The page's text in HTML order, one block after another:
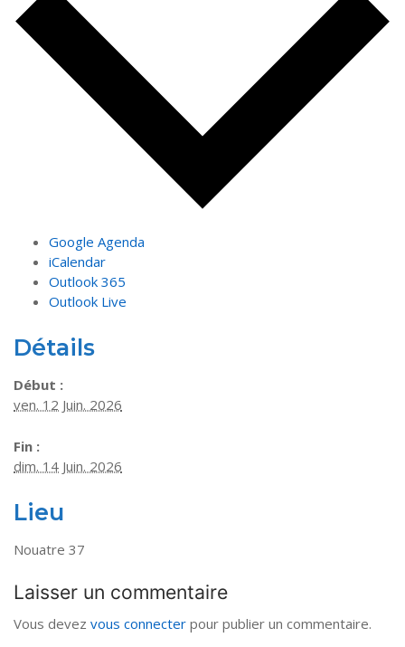
Google Agenda
iCalendar
Outlook 365
Outlook Live
Détails
Début :
ven. 12 Juin. 2026
Fin :
dim. 14 Juin. 2026
Lieu
Nouatre 37
Laisser un commentaire
Vous devez vous connecter pour publier un commentaire.